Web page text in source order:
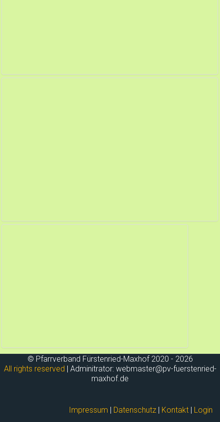
© Pfarrverband Fürstenried-Maxhof 2020 - 2026
All rights reserved | Adminitrator: webmaster@pv-fuerstenried-
maxhof.de
Impressum | Datenschutz | Kontakt | Login